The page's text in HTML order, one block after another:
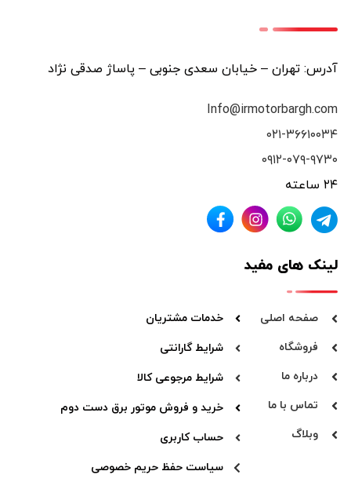
صورت کمبود روغن ابعاد
فقط 91 کیلوگرم
آدرس: تهران – خیابان سعدی جنوبی – پاساژ صدقی نژاد
Info@irmotorbargh.com
۰۲۱-۳۶۶۱۰۰۳۴
۰۹۱۲-۰۷۹-۹۷۳۰
۲۴ ساعته
لینک های مفید
صفحه اصلی
فروشگاه
درباره ما
تماس با ما
وبلاگ
خدمات مشتریان
شرایط گارانتی
شرایط مرجوعی کالا
خرید و فروش موتور برق دست دوم
حساب کاربری
سیاست حفظ حریم خصوصی